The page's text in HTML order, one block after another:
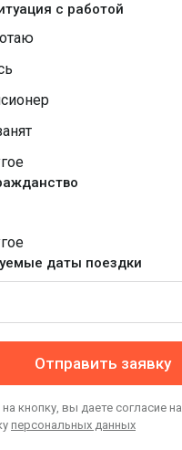
с работой
даты поездки
Отправить заявку
кнопку, вы даете согласие на
персональных данных